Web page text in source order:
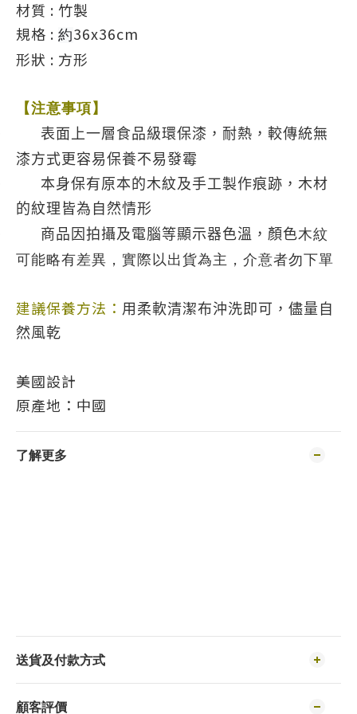
材質 : 竹製
規格 : 約36x36cm
形狀 : 方形
【注意事項】
表面上一層食品級環保漆，耐熱，較傳統無
漆方式更容易保養不易發霉
本身保有原本的木紋及手工製作痕跡，木材
的紋理皆為自然情形
商品因拍攝及電腦等顯示器色溫，顏色木紋
可能略有差異，實際以出貨為主 ，介意者勿下單
建議保養方法： 用柔軟清潔布沖洗即可，儘量自
然風乾
美國設計
原產地：中國
了解更多
送貨及付款方式
顧客評價